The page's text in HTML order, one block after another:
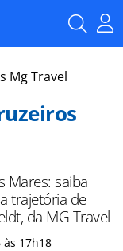
Mg Travel
Mares: saiba
trajetória de
da MG Travel
às 17h18